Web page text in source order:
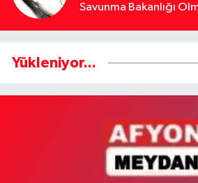
Savunma Bakanlığı
Yükleniyor...